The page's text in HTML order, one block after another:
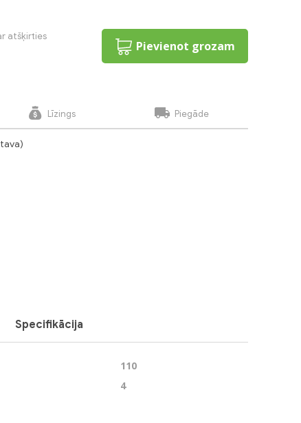
atšķirties
Pievienot grozam
Līzings Piegāde
Specifikācija
110
4